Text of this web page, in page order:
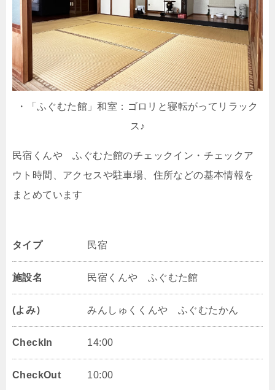
・「ふぐむた館」和室：ゴロリと寝転がってリラック
ス♪
民宿くんや ふぐむた館のチェックイン・チェックア
ウト時間、アクセスや駐車場、住所などの基本情報を
まとめています
タイプ 民宿
施設名 民宿くんや ふぐむた館
(よみ） みんしゅくくんや ふぐむたかん
CheckIn 14:00
CheckOut 10:00